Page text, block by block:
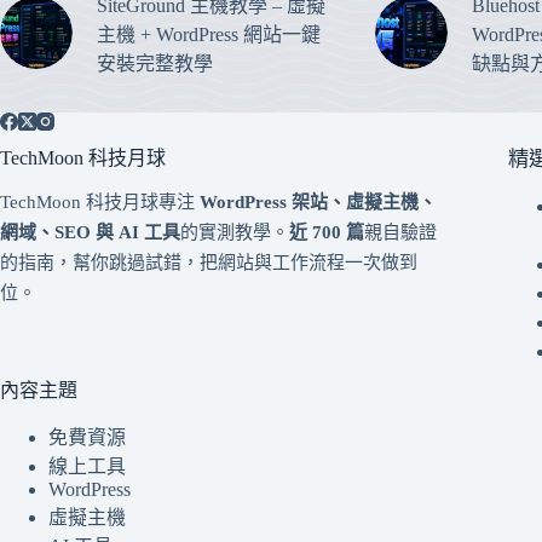
SiteGround 主機教學 – 虛擬
主機 + WordPress 網站一鍵
安裝完整教學
缺點與
TechMoon 科技月球
TechMoon 科技月球專注 WordPress 架站、虛擬主機、
網域、SEO 與 AI 工具的實測教學。 近 700 篇親自驗證
的指南，幫你跳過試錯，把網站與工作流程一次做到
位。
內容主題
免費資源
線上工具
WordPress
虛擬主機
精